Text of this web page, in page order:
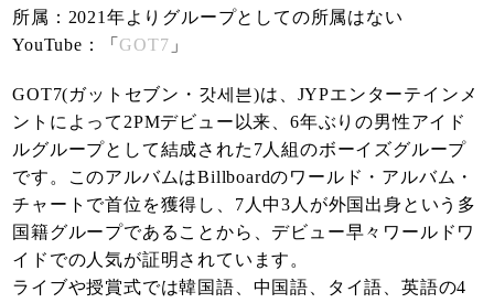
所属：2021年よりグループとしての所属はない
YouTube：「 GOT7 」
GOT7(ガットセブン・갓세븐)は、JYPエンターテインメ
ントによって2PMデビュー以来、6年ぶりの男性アイド
ルグループとして結成された7人組のボーイズグループ
です。このアルバムはBillboardのワールド・アルバム・
チャートで首位を獲得し、7人中3人が外国出身という多
国籍グループであることから、デビュー早々ワールドワ
イドでの人気が証明されています。
ライブや授賞式では韓国語、中国語、タイ語、英語の4